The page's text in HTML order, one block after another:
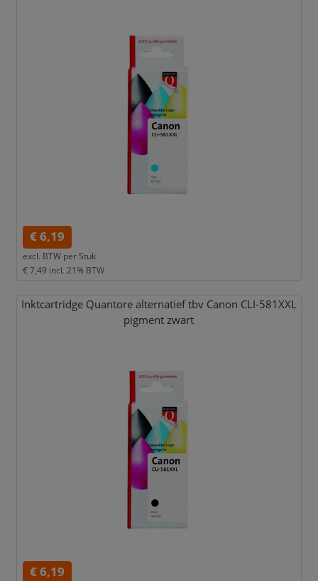
€ 6,19
excl. BTW per Stuk
€ 7,49 incl. 21% BTW
Inktcartridge Quantore alternatief tbv Canon CLI-581XXL
pigment zwart
€ 6,19